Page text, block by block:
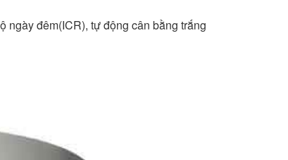
ngày đêm(ICR), tự động cân bằng trắng